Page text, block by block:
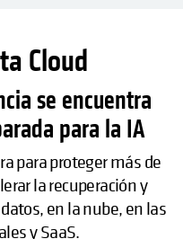
Cloud
se encuentra
para la IA
para proteger más de
la recuperación y
en la nube, en las
y SaaS.